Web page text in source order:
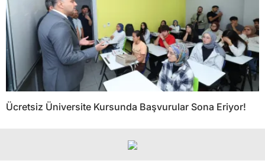
Ücretsiz Üniversite Kursunda Başvurular Sona Eriyor!